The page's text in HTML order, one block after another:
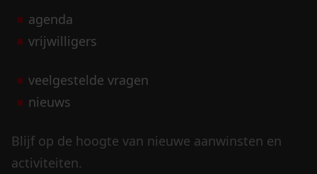
agenda
vrijwilligers
veelgestelde vragen
nieuws
Blijf op de hoogte van nieuwe aanwinsten en
activiteiten.